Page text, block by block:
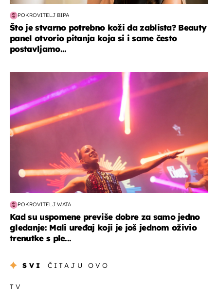
POKROVITELJ BIPA
Što je stvarno potrebno koži da zablista? Beauty
panel otvorio pitanja koja si i same često
postavljamo...
POKROVITELJ WATA
Kad su uspomene previše dobre za samo jedno
gledanje: Mali uređaj koji je još jednom oživio
trenutke s ple...
SVI ČITAJU OVO
TV